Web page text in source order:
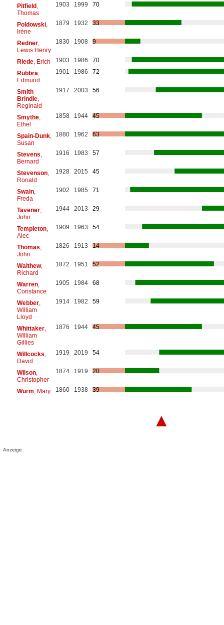
Pitfield,
Thomas
1903 1999 70
Poldowski,
Irène
1879 1932 33
Redner,
Lewis Henry
1830 1908 9
Riede, Erich 1903 1986
70
Rubbra
Edmund
1901 1986 72
Smith
Brindle,
Reginald
1917 2003 56
Smythe,
Ethel
1858 1944 45
Spain-Dunk,
Susan
1880 1962 63
Stevens
Bernard
1916 1983 57
Stevenson,
Ronald
1928 2015 45
Swain,
Freda
1902 1985 71
Tavener,
John
1944 2013 29
Templeton,
Alec
1909 1963 54
Thomas
John
1826 1913 14
Walthew,
Richard
1872 1951 52
Warren,
Constance
1905 1984 68
Webber,
William
Lloyd
1914 1982 59
Whittaker,
William
Gillies
1876 1944 45
Willcocks
David
1919 2019 54
Wilson,
Christopher
1874 1919 20
Wurm , Mary 1860 1938 39
▲
Anzeige